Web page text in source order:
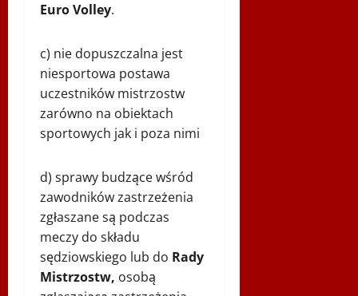
Euro Volley.
c) nie dopuszczalna jest
niesportowa postawa
uczestników mistrzostw
zarówno na obiektach
sportowych jak i poza nimi
d) sprawy budzące wśród
zawodników zastrzeżenia
zgłaszane są podczas
meczy do składu
sędziowskiego lub do Rady
Mistrzostw, osobą